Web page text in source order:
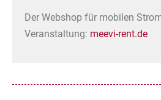
Der Webshop für mobilen
Veranstaltung: meevi-rent.de